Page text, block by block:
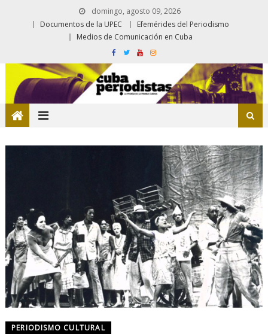
domingo, agosto 09, 2026
Documentos de la UPEC
Efemérides del Periodismo
Medios de Comunicación en Cuba
PERIODISMO CULTURAL